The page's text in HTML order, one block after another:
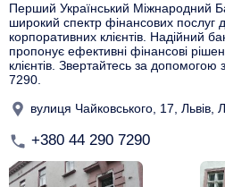
Перший Український Міжнародний
широкий спектр фінансових послуг
корпоративних клієнтів. Надійний
пропонує ефективні фінансові
клієнтів. Звертайтесь за
7290.
вулиця Чайковського, 17, Львів,
+380 44 290 7290